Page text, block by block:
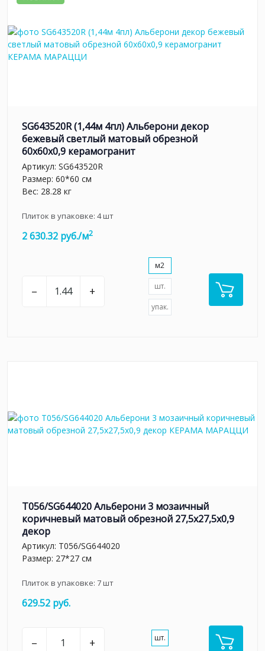
SG643520R (1,44м 4пл) Альберони декор
бежевый светлый матовый обрезной
60x60x0,9 керамогранит
Артикул: SG643520R
Размер: 60*60 см
Вес: 28.28 кг
Плиток в упаковке: 4шт
2 630.32 руб./м2
– +
м2
шт.
упак.
T056/SG644020 Альберони 3 мозаичный
коричневый матовый обрезной 27,5x27,5x0,9
декор
Артикул: T056/SG644020
Размер: 27*27 см
Плиток в упаковке: 7шт
629.52 руб.
– + шт.